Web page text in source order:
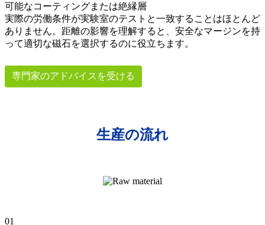
可能なコーティングまたは絶縁層
実際の労働条件が実験室のテストと一致することはほとんど
ありません。距離の影響を理解すると、安全なマージンを持
って適切な磁石を選択するのに役立ちます。
専門家のアドバイスを受ける
生産の流れ
01